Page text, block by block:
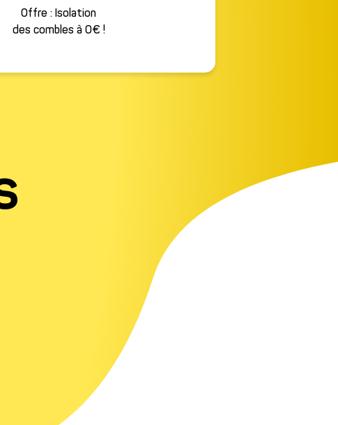
Offre : Isolation
des combles à 0€ !